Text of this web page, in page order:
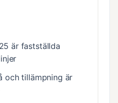
är fastställda
och tillämpning är